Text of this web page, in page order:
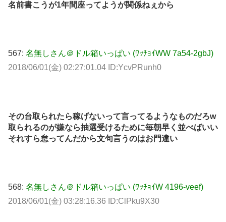
名前書こうが1年間座ってようが関係ねぇから
567: 名無しさん＠ドル箱いっぱい (ﾜｯﾁｮｲWW 7a54-2gbJ)
2018/06/01(金) 02:27:01.04 ID:YcvPRunh0
その台取られたら稼げないって言ってるようなものだろw
取られるのが嫌なら抽選受けるために毎朝早く並べばいい
それすら怠ってんだから文句言うのはお門違い
568: 名無しさん＠ドル箱いっぱい (ﾜｯﾁｮｲW 4196-veef)
2018/06/01(金) 03:28:16.36 ID:ClPku9X30